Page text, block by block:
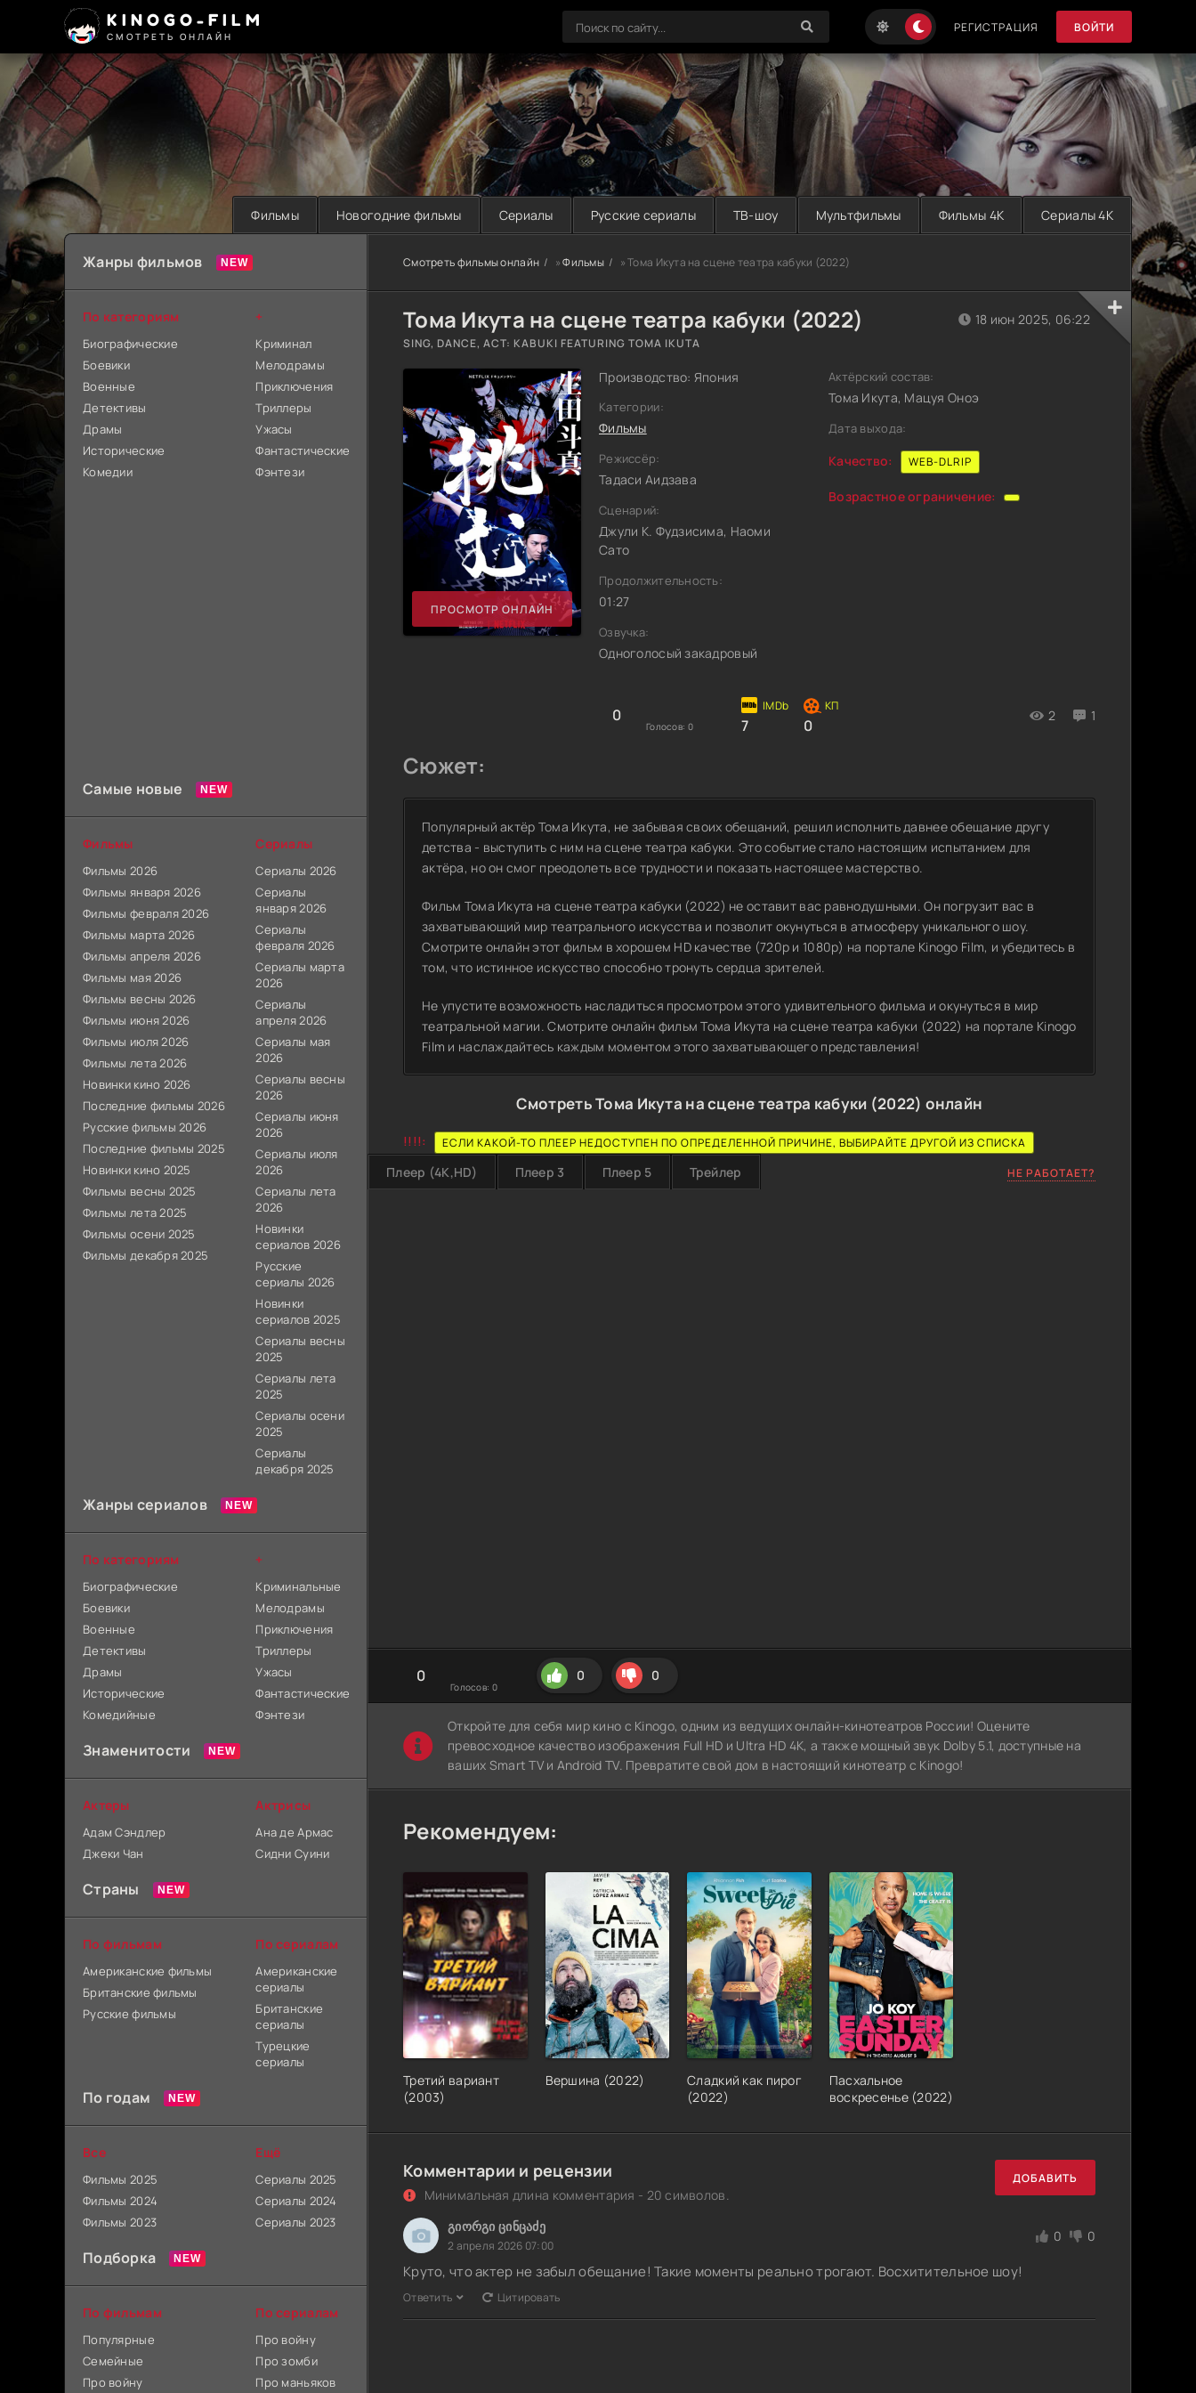
KINOGO-FILM
СМОТРЕТЬ ОНЛАЙН
РЕГИСТРАЦИЯ ВОЙТИ
Фильмы Новогодние фильмы Сериалы Русские сериалы ТВ-шоу Мультфильмы Фильмы 4K Сериалы 4K
Смотреть фильмы онлайн »Фильмы » Тома Икута на сцене театра кабуки (2022)
Тома Икута на сцене театра кабуки (2022)
SING, DANCE, ACT: KABUKI FEATURING TOMA IKUTA
ПРОСМОТР ОНЛАЙН
Производство: Япония
Категории:
Фильмы
Режиссёр:
Тадаси Аидзава
Сценарий:
Джули К. Фудзисима, Наоми
Сато
Продолжительность:
01:27
Озвучка:
Одноголосый закадровый
0
Голосов: 0 7 0
2 1
18 июн 2025, 06:22
Актёрский состав:
Тома Икута, Мацуя Оноэ
Дата выхода:
Качество: WEB-DLRIP
Возрастное ограничение:
Сюжет:
Популярный актёр Тома Икута, не забывая своих обещаний, решил исполнить давнее обещание другу
детства - выступить с ним на сцене театра кабуки. Это событие стало настоящим испытанием для
актёра, но он смог преодолеть все трудности и показать настоящее мастерство.
Фильм Тома Икута на сцене театра кабуки (2022) не оставит вас равнодушными. Он погрузит вас в
захватывающий мир театрального искусства и позволит окунуться в атмосферу уникального шоу.
Смотрите онлайн этот фильм в хорошем HD качестве (720p и 1080p) на портале Kinogo Film, и убедитесь в
том, что истинное искусство способно тронуть сердца зрителей.
Не упустите возможность насладиться просмотром этого удивительного фильма и окунуться в мир
театральной магии. Смотрите онлайн фильм Тома Икута на сцене театра кабуки (2022) на портале Kinogo
Film и наслаждайтесь каждым моментом этого захватывающего представления!
Смотреть Тома Икута на сцене театра кабуки (2022) онлайн
!!!!: ЕСЛИ КАКОЙ-ТО ПЛЕЕР НЕДОСТУПЕН ПО ОПРЕДЕЛЕННОЙ ПРИЧИНЕ, ВЫБИРАЙТЕ ДРУГОЙ ИЗ СПИСКА
Плеер (4K,HD) Плеер 3 Плеер 5 Трейлер НЕ РАБОТАЕТ?
0
Голосов: 0
0 0
Откройте для себя мир кино с Kinogo, одним из ведущих онлайн-кинотеатров России! Оцените
превосходное качество изображения Full HD и Ultra HD 4K, а также мощный звук Dolby 5.1, доступные на
ваших Smart TV и Android TV. Превратите свой дом в настоящий кинотеатр с Kinogo!
Рекомендуем:
Третий вариант
(2003)
Вершина (2022)
Сладкий как пирог
(2022)
Пасхальное
воскресенье (2022)
Комментарии и рецензии
Минимальная длина комментария - 20 символов.
ДОБАВИТЬ
გიორგი ცინცაძე
2 апреля 2026 07:00
0 0
Круто, что актер не забыл обещание! Такие моменты реально трогают. Восхитительное шоу!
Ответить Цитировать
Жанры фильмов
По категориям
Биографические
Боевики
Военные
Детективы
Драмы
Исторические
Комедии
+
Криминал
Мелодрамы
Приключения
Триллеры
Ужасы
Фантастические
Фэнтези
Самые новые
Фильмы
Фильмы 2026
Фильмы января 2026
Фильмы февраля 2026
Фильмы марта 2026
Фильмы апреля 2026
Фильмы мая 2026
Фильмы весны 2026
Фильмы июня 2026
Фильмы июля 2026
Фильмы лета 2026
Новинки кино 2026
Последние фильмы 2026
Русские фильмы 2026
Последние фильмы 2025
Новинки кино 2025
Фильмы весны 2025
Фильмы лета 2025
Фильмы осени 2025
Фильмы декабря 2025
Сериалы
Сериалы 2026
Сериалы
января 2026
Сериалы
февраля 2026
Сериалы марта
2026
Сериалы
апреля 2026
Сериалы мая
2026
Сериалы весны
2026
Сериалы июня
2026
Сериалы июля
2026
Сериалы лета
2026
Новинки
сериалов 2026
Русские
сериалы 2026
Новинки
сериалов 2025
Сериалы весны
2025
Сериалы лета
2025
Сериалы осени
2025
Сериалы
декабря 2025
Жанры сериалов
По категориям
Биографические
Боевики
Военные
Детективы
Драмы
Исторические
Комедийные
+
Криминальные
Мелодрамы
Приключения
Триллеры
Ужасы
Фантастические
Фэнтези
Знаменитости
Актеры
Адам Сэндлер
Джеки Чан
Актрисы
Ана де Армас
Сидни Суини
Страны
По фильмам
Американские фильмы
Британские фильмы
Русские фильмы
По сериалам
Американские
сериалы
Британские
сериалы
Турецкие
сериалы
По годам
Все
Фильмы 2025
Фильмы 2024
Фильмы 2023
Ещё
Сериалы 2025
Сериалы 2024
Сериалы 2023
Подборка
По фильмам
Популярные
Семейные
Про войну
По сериалам
Про войну
Про зомби
Про маньяков